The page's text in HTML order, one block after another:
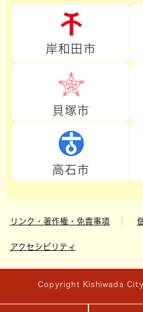
岸和田市
貝塚市
高石市
リンク・著作権・免責事項
アクセシビリティ
Copyright Kishiwada